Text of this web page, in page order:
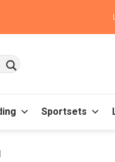
Sportsets